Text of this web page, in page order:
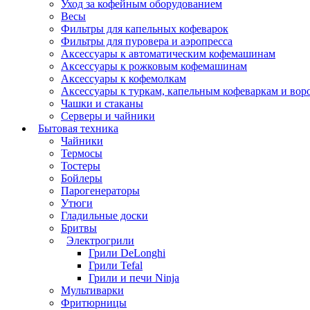
Уход за кофейным оборудованием
Весы
Фильтры для капельных кофеварок
Фильтры для пуровера и аэропресса
Аксессуары к автоматическим кофемашинам
Аксессуары к рожковым кофемашинам
Аксессуары к кофемолкам
Аксессуары к туркам, капельным кофеваркам и
Чашки и стаканы
Серверы и чайники
Бытовая техника
Чайники
Термосы
Тостеры
Бойлеры
Парогенераторы
Утюги
Гладильные доски
Бритвы
Электрогрили
Грили DeLonghi
Грили Tefal
Грили и печи Ninja
Мультиварки
Фритюрницы